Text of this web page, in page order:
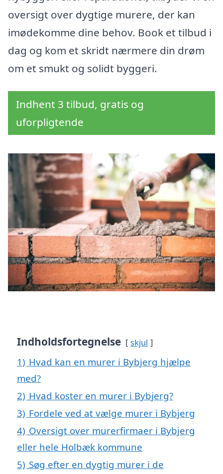
oversigt over dygtige murere, der kan
imødekomme dine behov. Book et tilbud i
dag og kom et skridt nærmere din drøm
om et smukt og solidt byggeri.
Indhent 3 tilbud, gratis og
uforpligtende
Indholdsfortegnelse skjul
1) Hvad kan en murer i Bybjerg hjælpe
med?
2) Hvad koster en murer i Bybjerg?
3) Fordele ved at vælge murer i Bybjerg
4) Oversigt over murerfirmaer i Bybjerg
eller hele Holbæk kommune
5) Søg efter en dygtig murer i de